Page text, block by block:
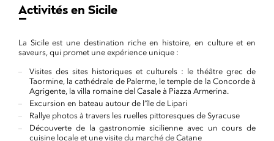
Activités en Sicile
La Sicile est une destination riche en histoire, en culture et en
saveurs, qui promet une expérience unique :
Visites des sites historiques et culturels : le théâtre grec de
Taormine, la cathédrale de Palerme, le temple de la Concorde à
Agrigente, la villa romaine del Casale à Piazza Armerina.
Excursion en bateau autour de l’île de Lipari
Rallye photos à travers les ruelles pittoresques de Syracuse
Découverte de la gastronomie sicilienne avec un cours de
cuisine locale et une visite du marché de Catane